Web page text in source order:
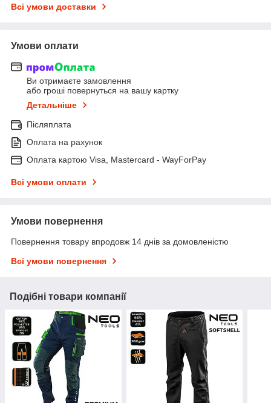
Всі умови доставки
Умови оплати
Ви отримаєте замовлення
або гроші повернуться на вашу картку
Детальніше
Післяплата
Оплата на рахунок
Оплата картою Visa, Mastercard - WayForPay
Всі умови оплати
Умови повернення
Повернення товару впродовж 14 днів за домовленістю
Всі умови повернення
Подібні товари компанії